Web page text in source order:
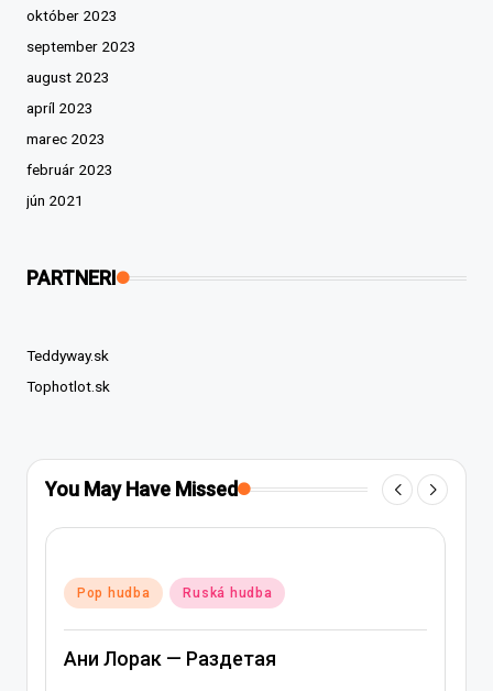
október 2023
september 2023
august 2023
apríl 2023
marec 2023
február 2023
jún 2021
PARTNERI
Teddyway.sk
Tophotlot.sk
You May Have Missed
Posted
Pop hudba Ruská hudba
Ани Лорак — Раздетая